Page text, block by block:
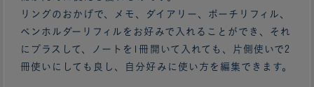
リングのおかげで、メモ、ダイアリー、ポーチリフィル、
ペンホルダーリフィルをお好みで入れることができ、それ
にプラスして、ノートを1冊開いて入れても、片側使いで2
冊使いにしても良し、自分好みに使い方を編集できます。